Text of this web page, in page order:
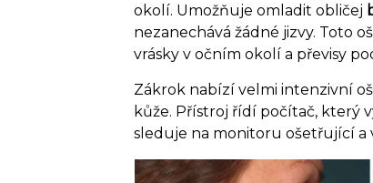
okolí. Umožňuje omladit obličej
nezanechává žádné jizvy. Toto
vrásky v očním okolí a převisy
Zákrok nabízí velmi intenzivní
kůže. Přístroj řídí počítač, který
sleduje na monitoru ošetřující a